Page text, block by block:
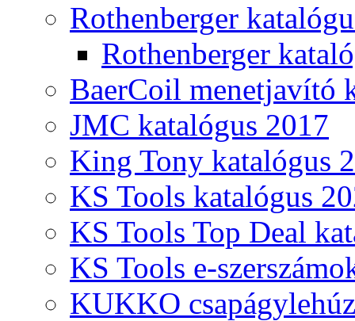
Rothenberger
Rothenberger
BaerCoil menetjavító
JMC katalógus 2017
King Tony katalógus
KS Tools katalógus
KS Tools Top Deal
KS Tools e-
KUKKO